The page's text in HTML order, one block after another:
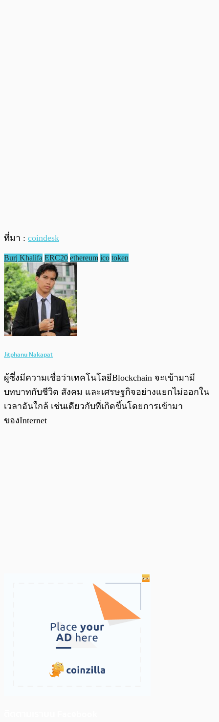
ที่มา : coindesk
Burj Khalifa ERC20 ethereum ico token
Jitphanu Nakapat
ผู้ซึ่งมีความเชื่อว่าเทคโนโลยีBlockchain จะเข้ามามี
บทบาทกับชีวิต สังคม และเศรษฐกิจอย่างแยกไม่ออกใน
เวลาอันใกล้ เช่นเดียวกับที่เกิดขึ้นโดยการเข้ามา
ของInternet